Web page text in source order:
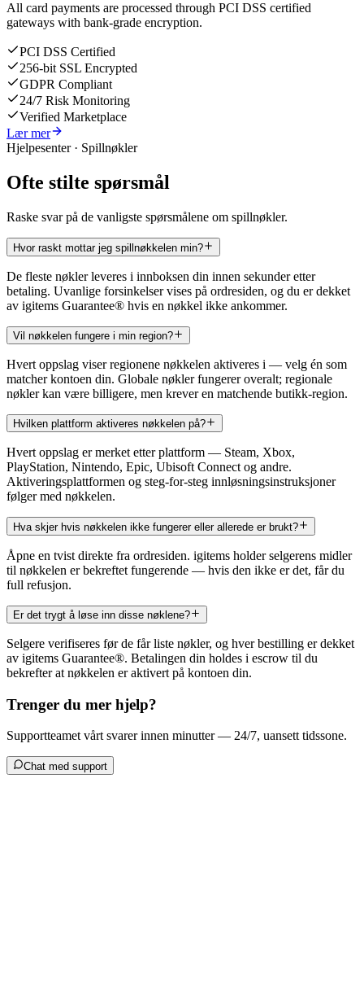
All card payments are processed through PCI DSS certified
gateways with bank-grade encryption.
PCI DSS Certified
256-bit SSL Encrypted
GDPR Compliant
24/7 Risk Monitoring
Verified Marketplace
Lær mer
Hjelpesenter · Spillnøkler
Ofte stilte spørsmål
Raske svar på de vanligste spørsmålene om spillnøkler.
Hvor raskt mottar jeg spillnøkkelen min?
De fleste nøkler leveres i innboksen din innen sekunder etter
betaling. Uvanlige forsinkelser vises på ordresiden, og du er dekket
av igitems Guarantee® hvis en nøkkel ikke ankommer.
Vil nøkkelen fungere i min region?
Hvert oppslag viser regionene nøkkelen aktiveres i — velg én som
matcher kontoen din. Globale nøkler fungerer overalt; regionale
nøkler kan være billigere, men krever en matchende butikk-region.
Hvilken plattform aktiveres nøkkelen på?
Hvert oppslag er merket etter plattform — Steam, Xbox,
PlayStation, Nintendo, Epic, Ubisoft Connect og andre.
Aktiveringsplattformen og steg-for-steg innløsningsinstruksjoner
følger med nøkkelen.
Hva skjer hvis nøkkelen ikke fungerer eller allerede er brukt?
Åpne en tvist direkte fra ordresiden. igitems holder selgerens midler
til nøkkelen er bekreftet fungerende — hvis den ikke er det, får du
full refusjon.
Er det trygt å løse inn disse nøklene?
Selgere verifiseres før de får liste nøkler, og hver bestilling er dekket
av igitems Guarantee®. Betalingen din holdes i escrow til du
bekrefter at nøkkelen er aktivert på kontoen din.
Trenger du mer hjelp?
Supportteamet vårt svarer innen minutter — 24/7, uansett tidssone.
Chat med support